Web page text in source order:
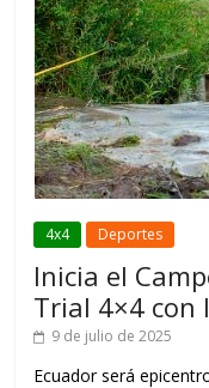
4x4 Deportes
Inicia el
Trial 4×4 con
9 de julio de 2025
Ecuador será